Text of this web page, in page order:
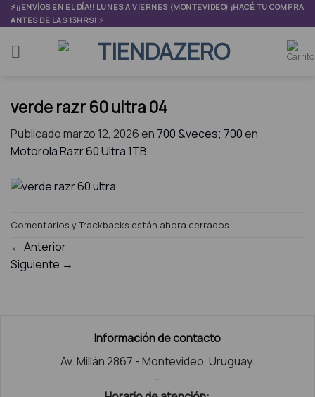
Skip
to
content
⚡¡¡ENVÍOS EN EL DÍA!! LUNES A VIERNES (MONTEVIDEO) ¡HACÉ TU COMPRA
ANTES DE LAS 13HRS! ⚡
verde razr 60 ultra 04
Publicadomarzo 12, 2026en 700 &veces; 700en
Motorola Razr 60 Ultra 1TB
Comentarios y Trackbacks están ahora cerrados.
← Anterior
Siguiente →
Información de contacto
Av. Millán 2867 - Montevideo, Uruguay.
-